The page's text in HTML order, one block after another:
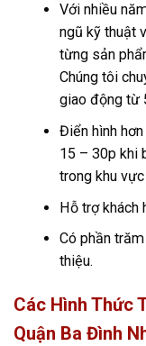
Với nhiều
ngũ kỹ thuật
từng sản
Chúng tôi
giao động từ
Điển hình
15 – 30p khi
trong khu
Hỗ trợ khách
Có phần
thiệu.
Các Hình Thức
Quận Ba Đình